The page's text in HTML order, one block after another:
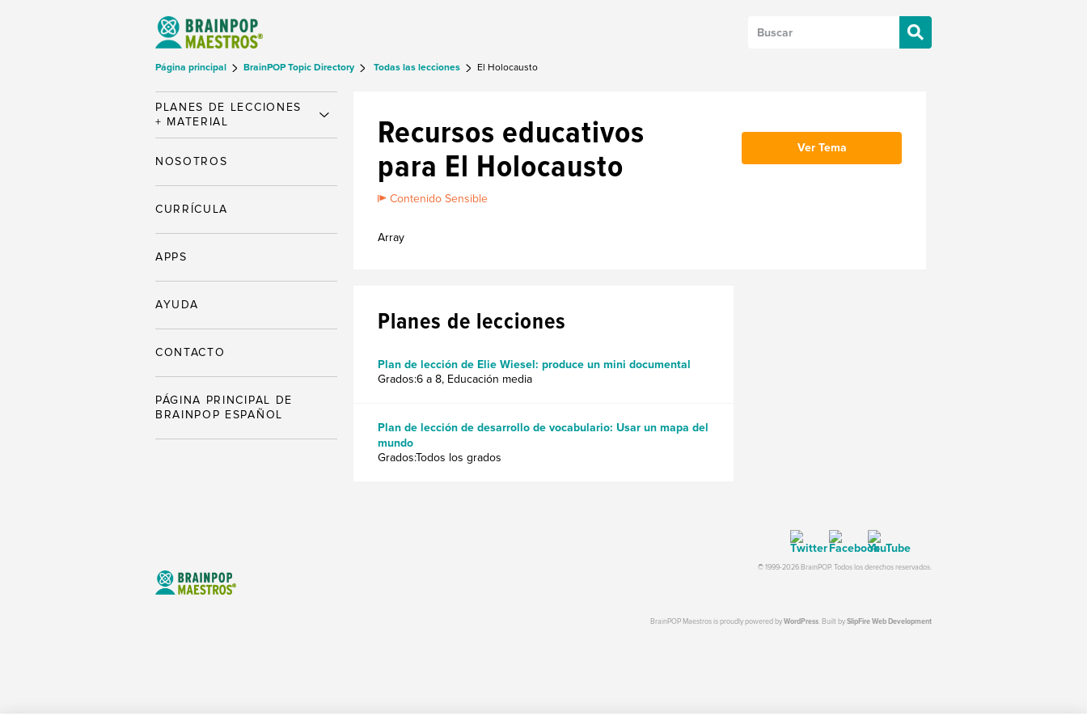
Página principal BrainPOP Topic Directory Todas las lecciones El Holocausto
Recursos educativos
para El Holocausto
Contenido Sensible
Array
Ver Tema
Planes de lecciones
Plan de lección de Elie Wiesel: produce un mini documental
Grados:6 a 8, Educación media
Plan de lección de desarrollo de vocabulario: Usar un mapa del
mundo
Grados:Todos los grados
PLANES DE LECCIONES
+ MATERIAL
NOSOTROS
CURRÍCULA
APPS
AYUDA
CONTACTO
PÁGINA PRINCIPAL DE
BRAINPOP ESPAÑOL
© 1999-2026 BrainPOP. Todos los derechos reservados.
BrainPOP Maestros is proudly powered byWordPress. Built bySlipFire Web Development